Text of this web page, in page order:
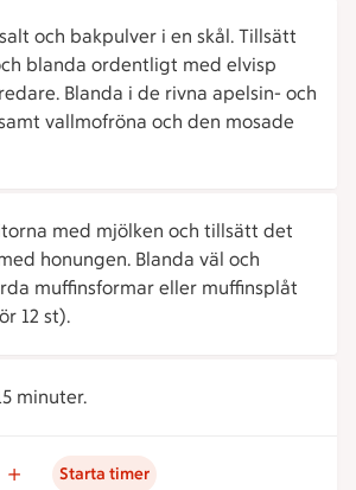
och bakpulver i en skål. Tillsätt
blanda ordentligt med elvisp
Blanda i de rivna apelsin- och
vallmofröna och den mosade
med mjölken och tillsätt det
honungen. Blanda väl och
muffinsformar eller muffinsplåt
12 st).
minuter.
Starta timer